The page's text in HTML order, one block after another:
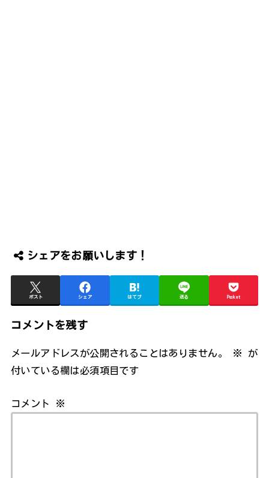
シェアをお願いします！
ポスト シェア はてブ 送る Pocket
コメントを残す
メールアドレスが公開されることはありません。 ※
が
付いている欄は必須項目です
コメント ※